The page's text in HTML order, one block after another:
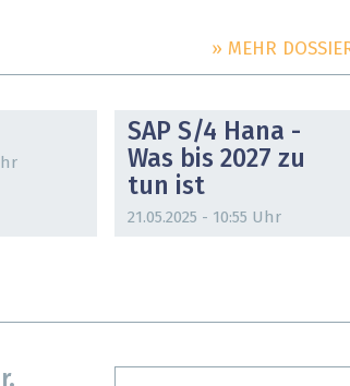
» MEHR
SAP S/4 Hana -
Was bis 2027 zu
tun ist
21.05.2025 - 10:55 Uhr